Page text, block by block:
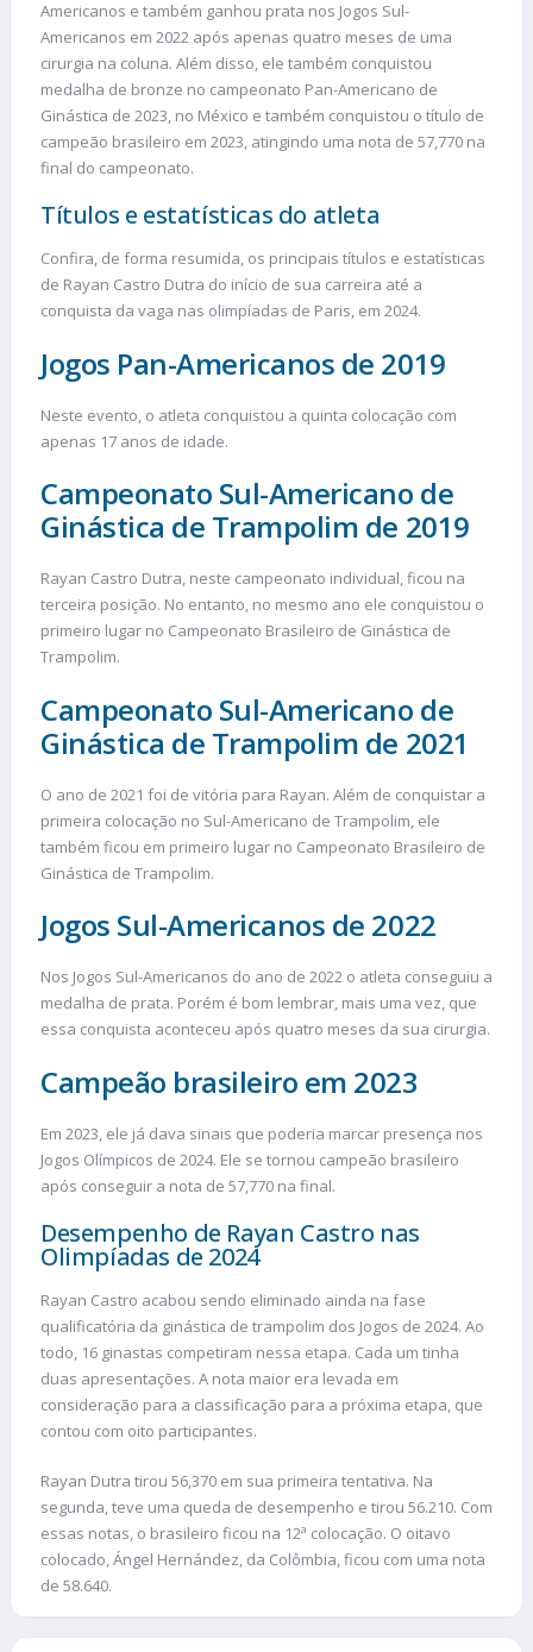
Americanos e também ganhou prata nos Jogos Sul-
Americanos em 2022 após apenas quatro meses de uma
cirurgia na coluna. Além disso, ele também conquistou
medalha de bronze no campeonato Pan-Americano de
Ginástica de 2023, no México e também conquistou o título de
campeão brasileiro em 2023, atingindo uma nota de 57,770 na
final do campeonato.
Títulos e estatísticas do atleta
Confira, de forma resumida, os principais títulos e estatísticas
de Rayan Castro Dutra do início de sua carreira até a
conquista da vaga nas olimpíadas de Paris, em 2024.
Jogos Pan-Americanos de 2019
Neste evento, o atleta conquistou a quinta colocação com
apenas 17 anos de idade.
Campeonato Sul-Americano de
Ginástica de Trampolim de 2019
Rayan Castro Dutra, neste campeonato individual, ficou na
terceira posição. No entanto, no mesmo ano ele conquistou o
primeiro lugar no Campeonato Brasileiro de Ginástica de
Trampolim.
Campeonato Sul-Americano de
Ginástica de Trampolim de 2021
O ano de 2021 foi de vitória para Rayan. Além de conquistar a
primeira colocação no Sul-Americano de Trampolim, ele
também ficou em primeiro lugar no Campeonato Brasileiro de
Ginástica de Trampolim.
Jogos Sul-Americanos de 2022
Nos Jogos Sul-Americanos do ano de 2022 o atleta conseguiu a
medalha de prata. Porém é bom lembrar, mais uma vez, que
essa conquista aconteceu após quatro meses da sua cirurgia.
Campeão brasileiro em 2023
Em 2023, ele já dava sinais que poderia marcar presença nos
Jogos Olímpicos de 2024. Ele se tornou campeão brasileiro
após conseguir a nota de 57,770 na final.
Desempenho de Rayan Castro nas
Olimpíadas de 2024
Rayan Castro acabou sendo eliminado ainda na fase
qualificatória da ginástica de trampolim dos Jogos de 2024. Ao
todo, 16 ginastas competiram nessa etapa. Cada um tinha
duas apresentações. A nota maior era levada em
consideração para a classificação para a próxima etapa, que
contou com oito participantes.
Rayan Dutra tirou 56,370 em sua primeira tentativa. Na
segunda, teve uma queda de desempenho e tirou 56.210. Com
essas notas, o brasileiro ficou na 12ª colocação. O oitavo
colocado, Ángel Hernández, da Colômbia, ficou com uma nota
de 58.640.